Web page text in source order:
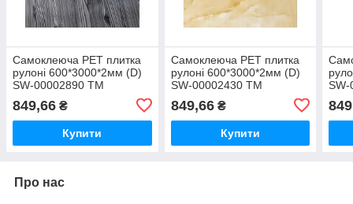
Самоклеюча PET плитка
рулоні 600*3000*2мм (D)
SW-00002890 ТМ
849,66 ₴
Купити
Самоклеюча PET плитка
рулоні 600*3000*2мм (D)
SW-00002430 ТМ
849,66₴
Купити
Про нас